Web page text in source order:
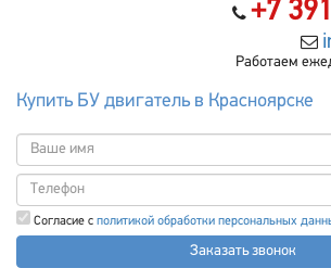
+7
Работаем
Купить БУ двигатель в Красноярске
Согласие с политикой обработки персональных
Заказать звонок